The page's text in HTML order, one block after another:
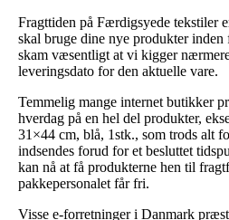
Fragttiden på Færdigsyede tekstiler
skal bruge dine nye produkter inden
skam væsentligt at vi kigger
leveringsdato for den aktuelle vare.
Temmelig mange internet butikker
hverdag på en hel del produkter,
31×44 cm, blå, 1stk., som trods alt
indsendes forud for et besluttet
kan nå at få produkterne hen til
pakkepersonalet får fri.
Visse e-forretninger i Danmark